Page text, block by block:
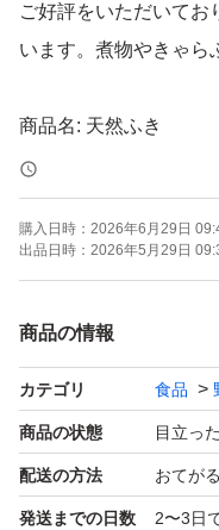
ご好評をいただいてお
います。煮物やきゃら
商品名: 天然ふき
内容量:350g以上
特徴: 農薬不使用
配送: ネコポス
※箱に入るように葉の
ポスサイズ/写真３枚目
※通常、ご注文後の翌
購入日時： 2026年6月29日
出品日時： 2026年5月29日
商品の情報
カテゴリ 食品
商品の状態 目立っ
配送の方法 おてが
発送までの日数 2〜3日